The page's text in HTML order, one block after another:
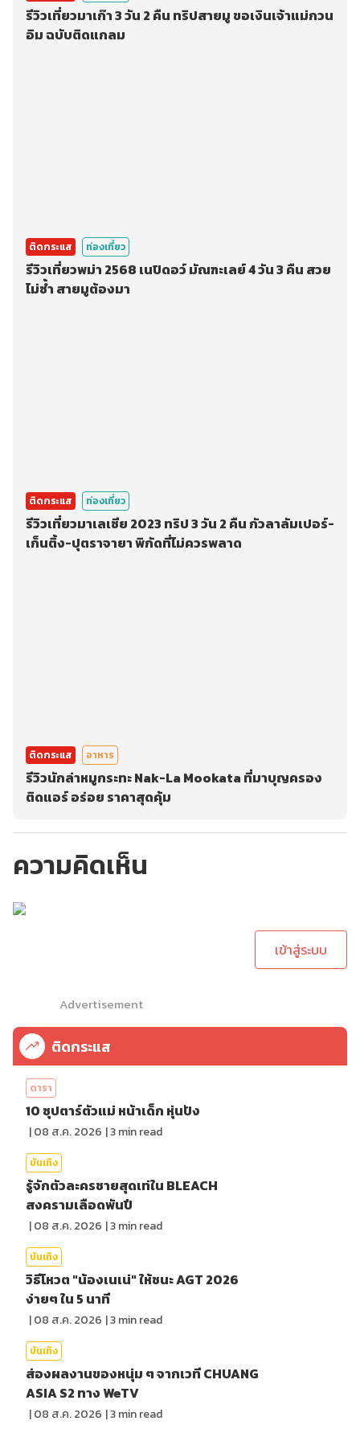
รีวิวเที่ยวมาเก๊า 3 วัน 2 คืน ทริปสายมู ขอเงินเจ้าแม่กวน
อิม ฉบับติดแกลม
ติดกระแส ท่องเที่ยว
รีวิวเที่ยวพม่า 2568 เนปิดอว์ มัณฑะเลย์ 4 วัน 3 คืน สวย
ไม่ซ้ำ สายมูต้องมา
ติดกระแส ท่องเที่ยว
รีวิวเที่ยวมาเลเซีย 2023 ทริป 3 วัน 2 คืน กัวลาลัมเปอร์-
เก็นติ้ง-ปุตราจายา พิกัดที่ไม่ควรพลาด
ติดกระแส อาหาร
รีวิวนักล่าหมูกระทะ Nak-La Mookata ที่มาบุญครอง
ติดแอร์ อร่อย ราคาสุดคุ้ม
ความคิดเห็น
เข้าสู่ระบบ
Advertisement
ติดกระแส
ดารา
10 ซุปตาร์ตัวแม่ หน้าเด็ก หุ่นปัง
|08 ส.ค. 2026 |3min read
บันเทิง
รู้จักตัวละครชายสุดเท่ใน BLEACH
สงครามเลือดพันปี
|08 ส.ค. 2026 |3min read
บันเทิง
วิธีโหวต "น้องเนเน่" ให้ชนะ AGT 2026
ง่ายๆ ใน 5 นาที
|08 ส.ค. 2026 |3min read
บันเทิง
ส่องผลงานของหนุ่ม ๆ จากเวที CHUANG
ASIA S2 ทาง WeTV
|08 ส.ค. 2026 |3min read